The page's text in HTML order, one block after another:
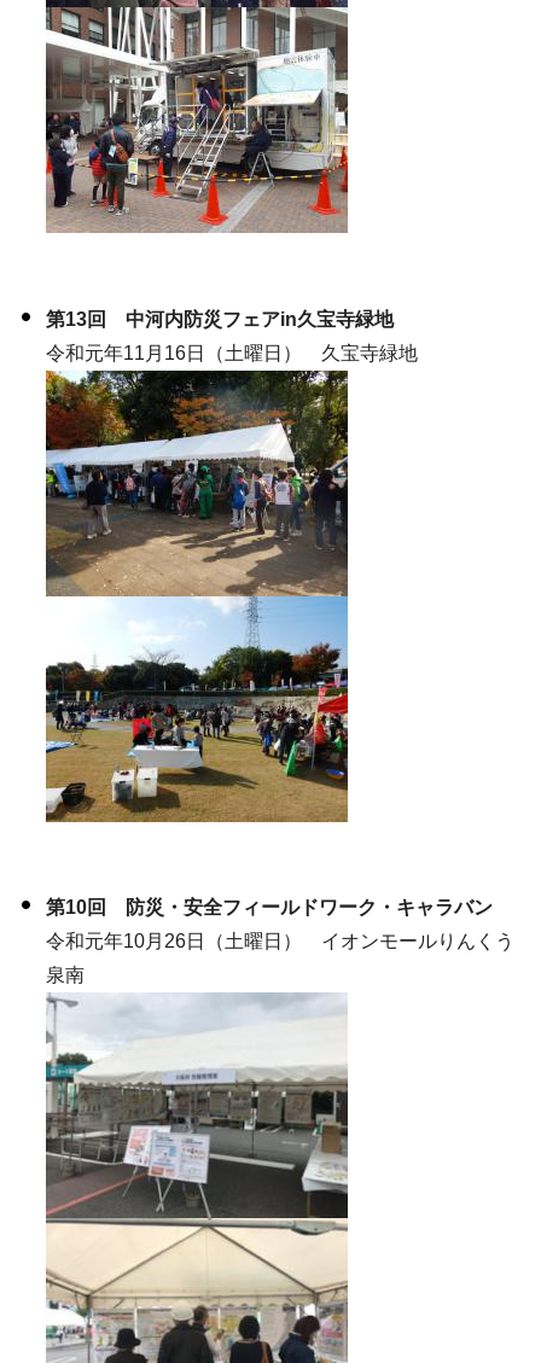
第13回 中河内防災フェアin久宝寺緑地
令和元年11月16日（土曜日） 久宝寺緑地
第10回 防災・安全フィールドワーク・キャラバン
令和元年10月26日（土曜日） イオンモールりんくう
泉南